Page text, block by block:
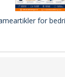
for